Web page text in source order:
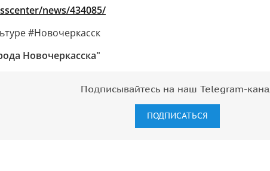
news/434085/
#Новочеркасск
Новочеркасска"
Подписывайтесь на наш Telegram-
ПОДПИСАТЬСЯ